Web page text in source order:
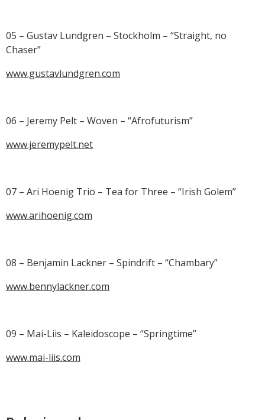
05 – Gustav Lundgren – Stockholm – “Straight, no
Chaser”
www.gustavlundgren.com
06 – Jeremy Pelt – Woven – “Afrofuturism”
www.jeremypelt.net
07 – Ari Hoenig Trio – Tea for Three – “Irish Golem”
www.arihoenig.com
08 – Benjamin Lackner – Spindrift – “Chambary”
www.bennylackner.com
09 – Mai-Liis – Kaleidoscope – “Springtime”
www.mai-liis.com